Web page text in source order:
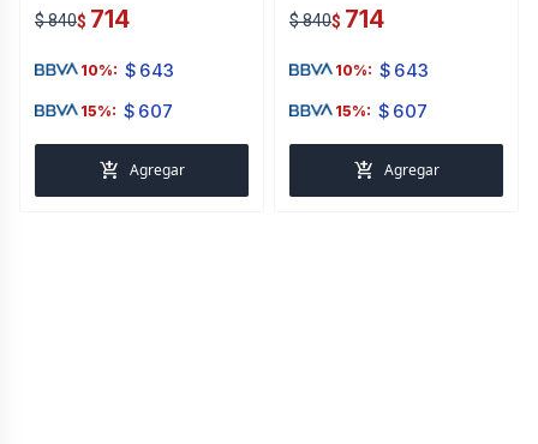
$ 840$ 714
10%: $ 643
15%: $ 607
add_shopping_cart Agregar
$ 840$ 714
10%: $ 643
15%: $ 607
add_shopping_cart Agregar